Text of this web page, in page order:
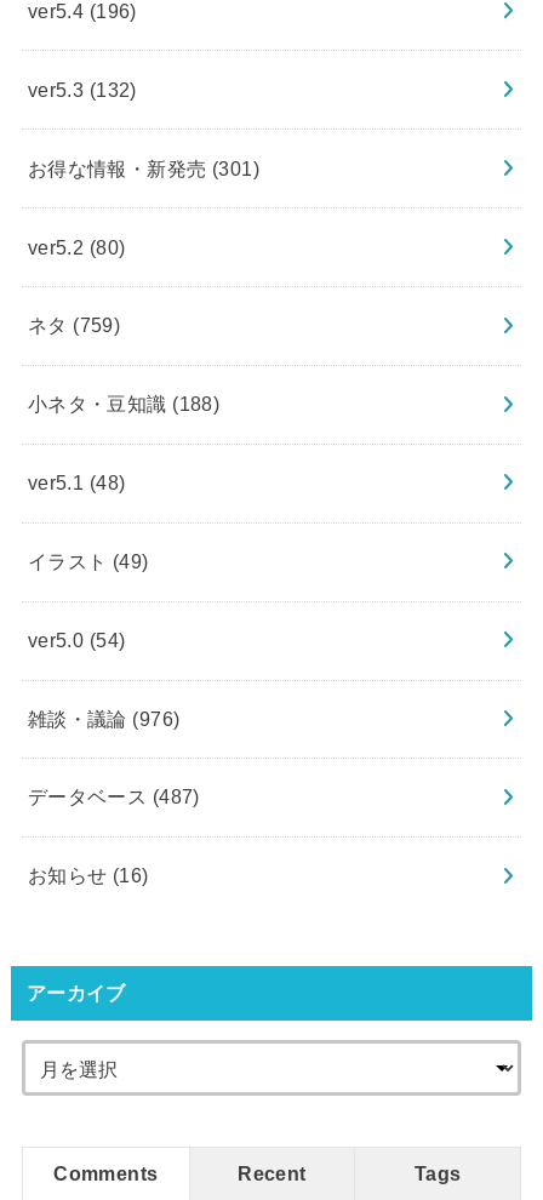
ver5.4 (196)
ver5.3 (132)
お得な情報・新発売 (301)
ver5.2 (80)
ネタ (759)
小ネタ・豆知識 (188)
ver5.1 (48)
イラスト (49)
ver5.0 (54)
雑談・議論 (976)
データベース (487)
お知らせ (16)
アーカイブ
Comments Recent Tags